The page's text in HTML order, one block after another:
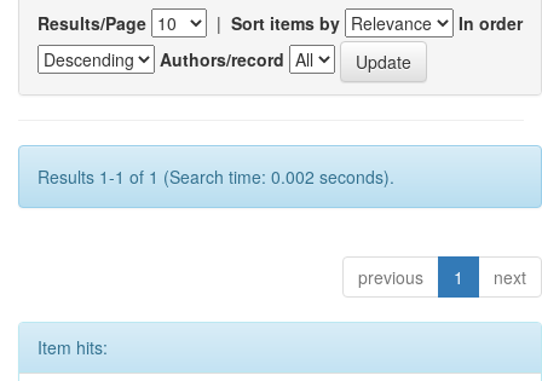
Results/Page | Sort items by
In order
Authors/record
Results 1-1 of 1 (Search time: 0.002 seconds).
previous 1 next
Item hits: